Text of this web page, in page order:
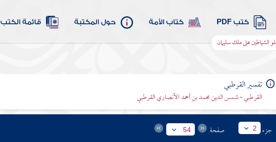
كتب PDF كتاب الأمة حول المكتبة قائمة الكتب
الشياطين على ملك سليمان
تفسير القرطبي
القرطبي - شمس الدين محمد بن أحمد الأنصاري القرطبي
جزء 2 صفحة 54